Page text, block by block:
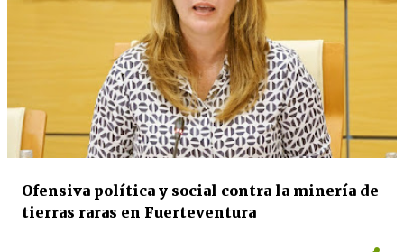
Ofensiva política y social contra la minería de
tierras raras en Fuerteventura